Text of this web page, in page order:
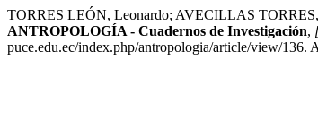
TORRES LEÓN, Leonardo; AVECILLAS
ANTROPOLOGÍA - Cuadernos de Investigación,
puce.edu.ec/index.php/antropologia/article/view/136.